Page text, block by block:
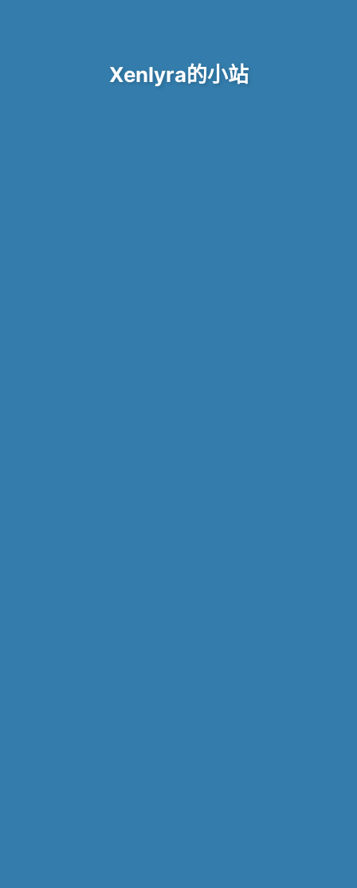
Xenlyra的小站